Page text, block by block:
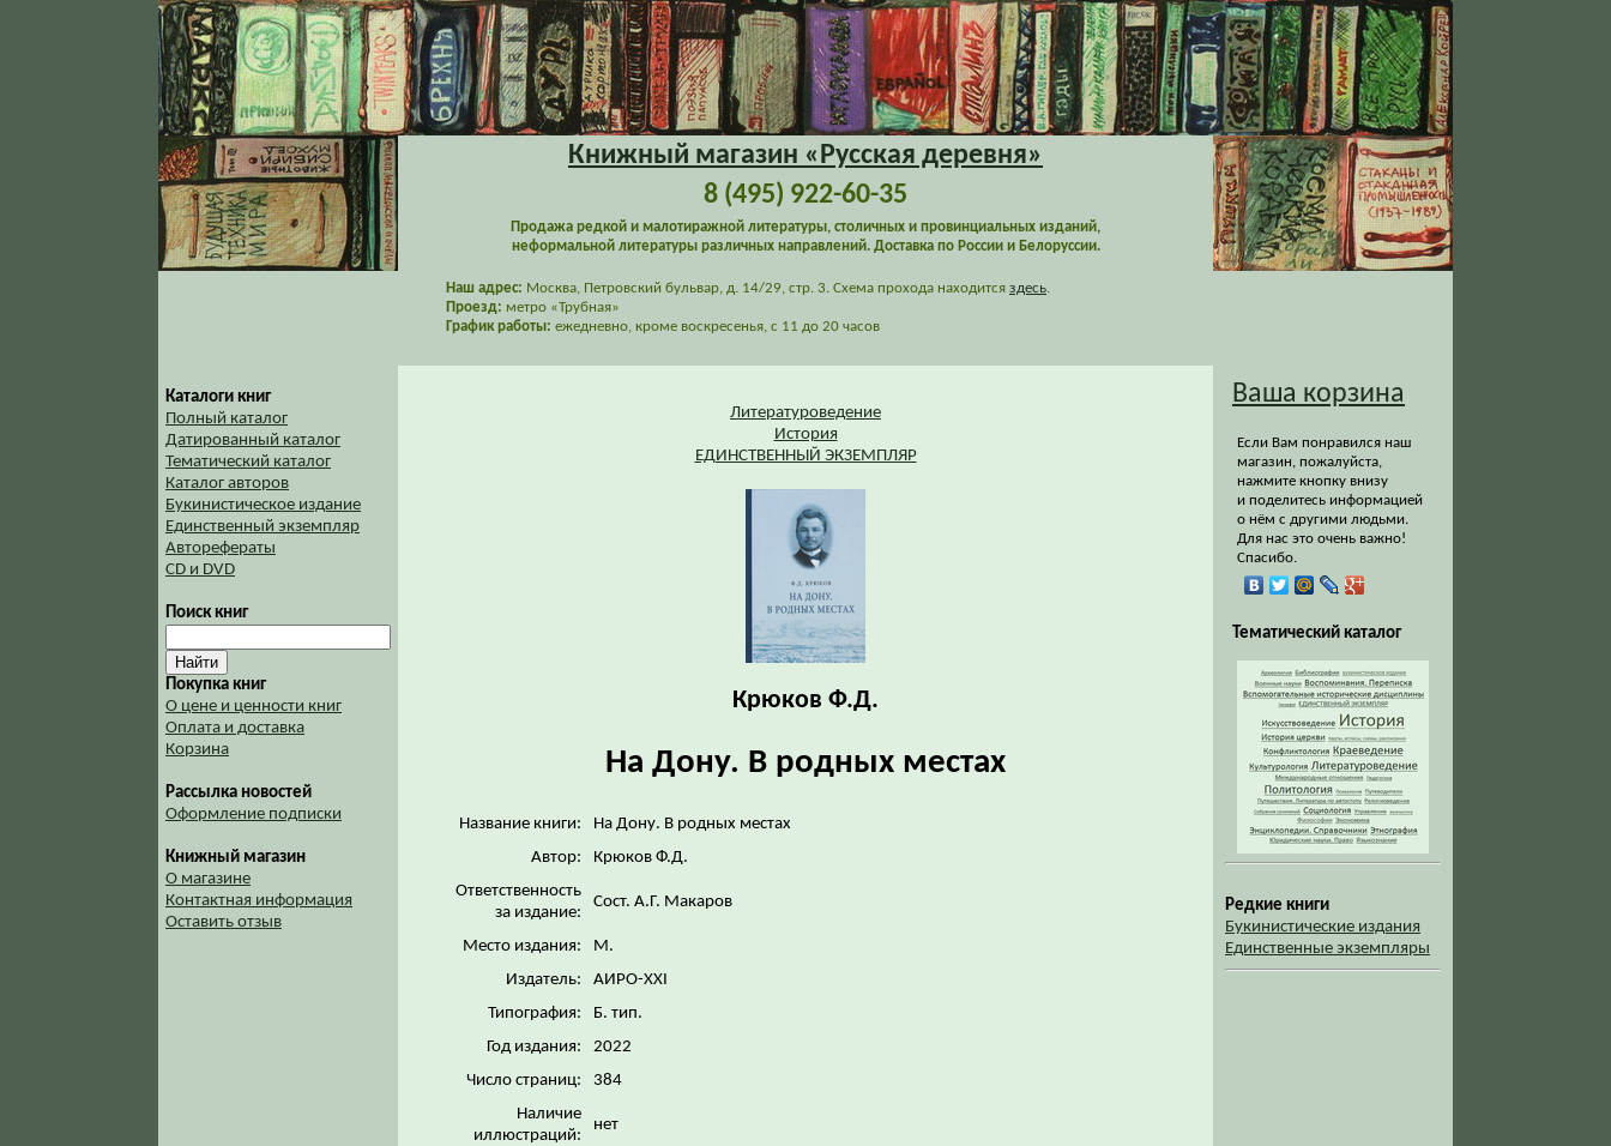
Книжный магазин «Русская деревня»
8 (495) 922-60-35
Продажа редкой и малотиражной литературы, столичных и провинциальных изданий,
неформальной литературы различных направлений. Доставка по России и Белоруссии.
Наш адрес: Москва, Петровский бульвар, д. 14/29, стр. 3. Схема прохода находится здесь.
Проезд: метро «Трубная»
График работы: ежедневно, кроме воскресенья, с 11 до 20 часов
Каталоги книг
Полный каталог
Датированный каталог
Тематический каталог
Каталог авторов
Букинистическое издание
Единственный экземпляр
Авторефераты
CD и DVD
Поиск книг
Покупка книг
О цене и ценности книг
Оплата и доставка
Корзина
Рассылка новостей
Оформление подписки
Книжный магазин
О магазине
Контактная информация
Оставить отзыв
Литературоведение
История
ЕДИНСТВЕННЫЙ ЭКЗЕМПЛЯР
Крюков Ф.Д.
На Дону. В родных местах
Название книги:
На Дону. В родных местах
Автор:
Крюков Ф.Д.
Ответственность
за издание:
Сост. А.Г. Макаров
Место издания:
М.
Издатель:
АИРО-XXI
Типография:
Б. тип.
Год издания:
2022
Число страниц:
384
Наличие
иллюстраций:
нет
Ваша корзина
Если Вам понравился наш
магазин, пожалуйста,
нажмите кнопку внизу
и поделитесь информацией
о нём с другими людьми.
Для нас это очень важно!
Спасибо.
Тематический каталог
Редкие книги
Букинистические издания
Единственные экземпляры